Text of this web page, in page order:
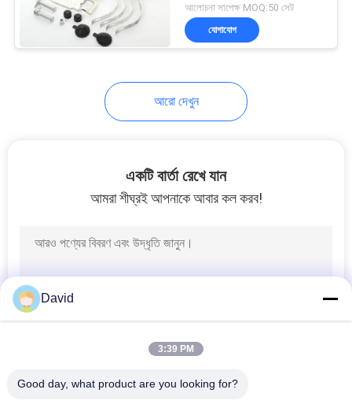
আলোচনা সাপেক্ষ MOQ:50 সেট
যোগাযোগ
আরো দেখুন
একটি বার্তা রেখে যান
আমরা শীঘ্রই আপনাকে আবার কল করব!
David
3:39 PM
Good day, what product are you looking for?